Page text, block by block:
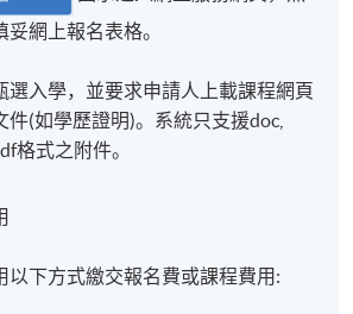
網上報名表格。
選入學，並要求申請人上載課程網頁
件(如學歷證明)。系統只支援doc,
格式之附件。
以下方式繳交報名費或課程費用: